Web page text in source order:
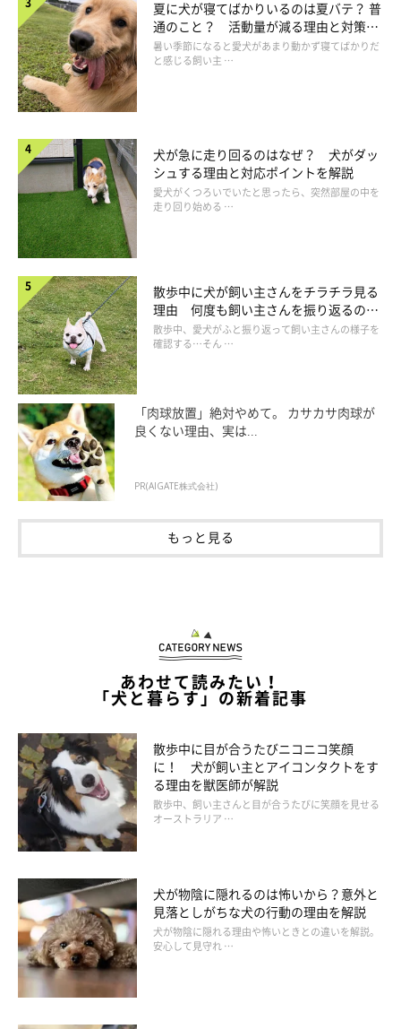
与えてください。サプリメントでお腹の調子を整えるのもいいで
しょう。それでも便秘が続くようなら、獣医師さんの診断を受け
ましょう。
オネショをするなら「ホルモン反応性尿失
夏に犬が寝てばかりいるのは夏バテ？ 普
通のこと？ 活動量が減る理由と対策と
は
暑い季節になると愛犬があまり動かず寝てばかりだ
と感じる飼い主 …
犬が急に走り回るのはなぜ？ 犬がダッ
シュする理由と対応ポイントを解説
愛犬がくつろいでいたと思ったら、突然部屋の中を
走り回り始める …
散歩中に犬が飼い主さんをチラチラ見る
理由 何度も飼い主さんを振り返るのは
なぜ？
散歩中、愛犬がふと振り返って飼い主さんの様子を
確認する…そん …
「肉球放置」絶対やめて。 カサカサ肉球が
良くない理由、実は...
PR(AIGATE株式会社)
もっと見る
あわせて読みたい！
「犬と暮らす」の新着記事
散歩中に目が合うたびニコニコ笑顔
に！ 犬が飼い主とアイコンタクトをす
る理由を獣医師が解説
散歩中、飼い主さんと目が合うたびに笑顔を見せる
オーストラリア …
犬が物陰に隠れるのは怖いから？意外と
見落としがちな犬の行動の理由を解説
犬が物陰に隠れる理由や怖いときとの違いを解説。
安心して見守れ …